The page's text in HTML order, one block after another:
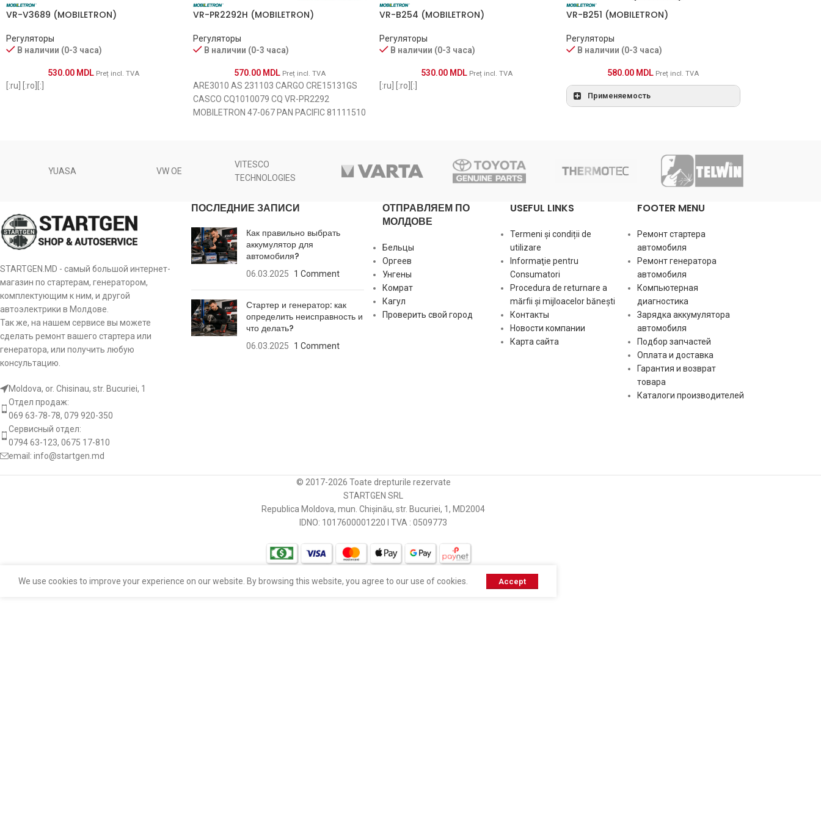
MOBILETRON
IB350
IB351 WAI / TRANSPO
WAI / TRANSPO
IB370A WAI / TRANSPO
VRG46409
VR-V3689 (MOBILETRON)
Регуляторы
В наличии (0-3 часа)
530.00 MDL Preț incl. TVA
[:ru] [:ro][:]
VR-PR2292H (MOBILETRON)
Регуляторы
В наличии (0-3 часа)
570.00 MDL Preț incl. TVA
ARE3010 AS 231103 CARGO CRE15131GS
CASCO CQ1010079 CQ VR-PR2292
MOBILETRON 47-067 PAN PACIFIC 81111510
VR-B254 (MOBILETRON)
Регуляторы
В наличии (0-3 часа)
530.00 MDL Preț incl. TVA
[:ru] [:ro][:]
VR-B251 (MOBILETRON)
Регуляторы
В наличии (0-3 часа)
580.00 MDL Preț incl. TVA
Применяемость
YUASA VW OE
VITESCO
TECHNOLOGIES
STARTGEN.MD - самый большой интернет-
магазин по стартерам, генератором,
комплектующим к ним, и другой
автоэлектрики в Молдове.
Так же, на нашем сервисе вы можете
сделать ремонт вашего стартера или
генератора, или получить любую
консультацию.
Moldova, or. Chisinau, str. Bucuriei, 1
Отдел продаж:
069 63-78-78, 079 920-350
Сервисный отдел:
0794 63-123, 0675 17-810
email: info@startgen.md
ПОСЛЕДНИЕ ЗАПИСИ
Как правильно выбрать
аккумулятор для
автомобиля?
06.03.2025 1 Comment
Стартер и генератор: как
определить неисправность и
что делать?
06.03.2025 1 Comment
ОТПРАВЛЯЕМ ПО
МОЛДОВЕ
Бельцы
Оргеев
Унгены
Комрат
Кагул
Проверить свой город
USEFUL LINKS
Termeni și condiții de
utilizare
Informaţie pentru
Consumatori
Procedura de returnare a
mărfii și mijloacelor bănești
Контакты
Новости компании
Карта сайта
FOOTER MENU
Ремонт стартера
автомобиля
Ремонт генератора
автомобиля
Компьютерная
диагностика
Зарядка аккумулятора
автомобиля
Подбор запчастей
Оплата и доставка
Гарантия и возврат
товара
Каталоги производителей
© 2017-2026 Toate drepturile rezervate
STARTGEN SRL
Republica Moldova, mun. Chișinău, str. Bucuriei, 1, MD2004
IDNO: 1017600001220 I TVA : 0509773
We use cookies to improve your experience on our website. By browsing this website, you agree to our use of cookies. Accept